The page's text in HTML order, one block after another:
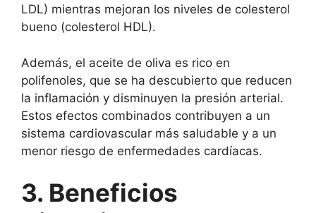
LDL) mientras mejoran los niveles de colesterol
bueno (colesterol HDL).
Además, el aceite de oliva es rico en
polifenoles, que se ha descubierto que reducen
la inflamación y disminuyen la presión arterial.
Estos efectos combinados contribuyen a un
sistema cardiovascular más saludable y a un
menor riesgo de enfermedades cardíacas.
3. Beneficios